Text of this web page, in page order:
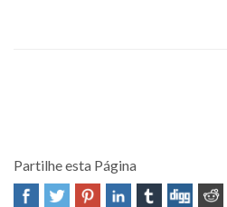
Partilhe esta Página